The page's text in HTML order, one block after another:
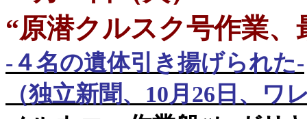
“原潜クルスク号作業、
- ４名の遺体引き揚げられた-
（独立新聞、 10月 26 日、ワ